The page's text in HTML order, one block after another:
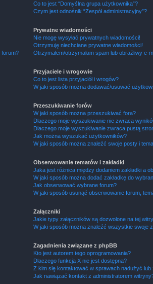
forum?
Co to jest “Domyślna grupa użytkownika”?
Czym jest odnośnik “Zespół administracyjny”?
Prywatne wiadomości
Nie mogę wysyłać prywatnych wiadomości!
Otrzymuję niechciane prywatne wiadomości!
Otrzymałem/otrzymałam spam lub obraźliwy e-
Przyjaciele i wrogowie
Co to jest lista przyjaciół i wrogów?
W jaki sposób można dodawać/usuwać
Przeszukiwanie forów
W jaki sposób można przeszukiwać fora?
Dlaczego moje wyszukiwanie nie zwraca
Dlaczego moje wyszukiwanie zwraca pustą
Jak można wyszukać użytkowników?
W jaki sposób można znaleźć swoje posty i
Obserwowanie tematów i zakładki
Jaka jest różnica między dodaniem zakładki a
W jaki sposób można dodać zakładkę do
Jak obserwować wybrane forum?
W jaki sposób usunąć obserwowanie forum,
Załączniki
Jakie typy załączników są dozwolone na tej
W jaki sposób można znaleźć wszystkie swoje
Zagadnienia związane z phpBB
Kto jest autorem tego oprogramowania?
Dlaczego funkcja X nie jest dostępna?
Z kim się kontaktować w sprawach nadużyć
Jak nawiązać kontakt z administratorem